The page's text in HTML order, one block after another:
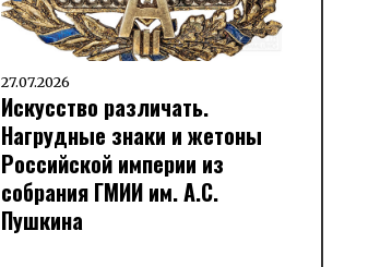
27.07.2026
Искусство различать.
Нагрудные знаки и жетоны
Российской империи из
собрания ГМИИ им. А.С.
Пушкина